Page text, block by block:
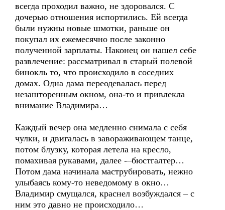
всегда проходил важно, не здоровался. С
дочерью отношения испортились. Ей всегда
были нужны новые шмотки, раньше он
покупал их ежемесячно после законно
полученной зарплаты. Наконец он нашел себе
развлечение: рассматривал в старый полевой
бинокль то, что происходило в соседних
домах. Одна дама переодевалась перед
незашторенным окном, она-то и привлекла
внимание Владимира…
Каждый вечер она медленно снимала с себя
чулки, и двигалась в завораживающем танце,
потом блузку, которая летела на кресло,
помахивая рукавами, далее -–бюстгалтер…
Потом дама начинала маструбировать, нежно
улыбаясь кому-то неведомому в окно…
Владимир смущался, краснел возбуждался – с
ним это давно не происходило…